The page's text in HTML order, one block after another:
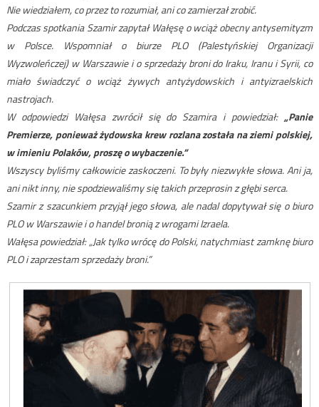
Nie wiedziałem, co przez to rozumiał, ani co zamierzał zrobić.
Podczas spotkania Szamir zapytał Wałęsę o wciąż obecny antysemityzm
w Polsce. Wspomniał o biurze PLO (Palestyńskiej Organizacji
Wyzwoleńczej) w Warszawie i o sprzedaży broni do Iraku, Iranu i Syrii, co
miało świadczyć o wciąż żywych antyżydowskich i antyizraelskich
nastrojach.
W odpowiedzi Wałęsa zwrócił się do Szamira i powiedział:„Panie
Premierze, ponieważ żydowska krew rozlana została na ziemi polskiej,
w imieniu Polaków, proszę o wybaczenie.”
Wszyscy byliśmy całkowicie zaskoczeni. To były niezwykłe słowa. Ani ja,
ani nikt inny, nie spodziewaliśmy się takich przeprosin z głębi serca.
Szamir z szacunkiem przyjął jego słowa, ale nadal dopytywał się o biuro
PLO w Warszawie i o handel bronią z wrogami Izraela.
Wałęsa powiedział: „Jak tylko wrócę do Polski, natychmiast zamknę biuro
PLO i zaprzestam sprzedaży broni.”